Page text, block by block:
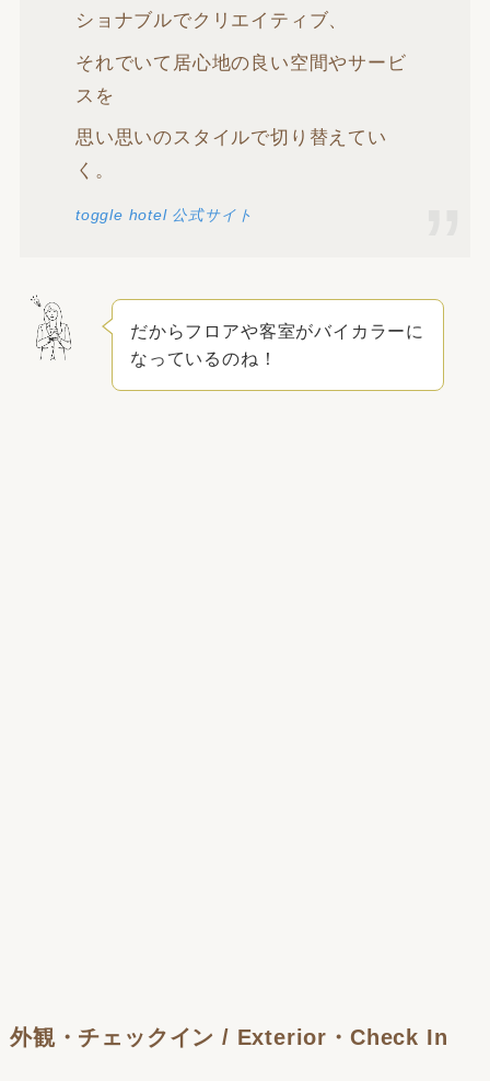
ショナブルでクリエイティブ、
それでいて居心地の良い空間やサービ
スを
思い思いのスタイルで切り替えてい
く。
toggle hotel 公式サイト
だからフロアや客室がバイカラーに
なっているのね！
外観・チェックイン / Exterior・Check In